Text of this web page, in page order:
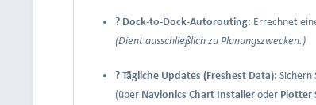
? Dock-to-Dock-Autorouting: Errechnet
(Dient ausschließlich zu Planungszwecken.)
? Tägliche Updates (Freshest Data): Sichern
(über Navionics Chart Installer oder Plotter